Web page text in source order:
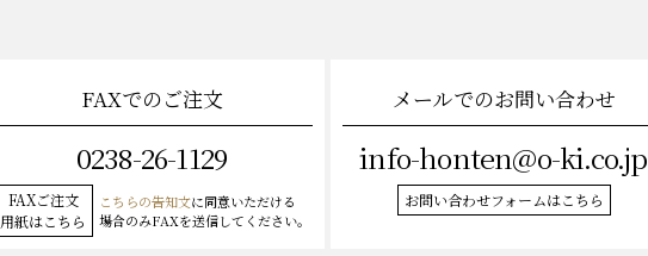
FAXでのご注文
0238-26-1129
FAXご注文
用紙はこちら
こちらの告知文に同意いただける
場合のみFAXを送信してください。
メールでのお問い合わせ
info-honten@o-ki.co.jp
お問い合わせフォームはこちら